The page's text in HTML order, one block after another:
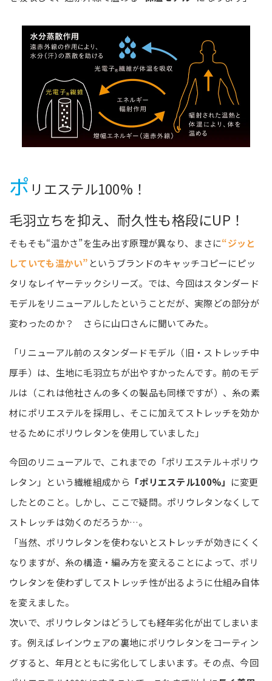
ポ リエステル100%！
毛羽立ちを抑え、耐久性も格段にUP！
そもそも“温かさ”を生み出す原理が異なり、まさに“ジッと
していても温かい” というブランドのキャッチコピーにピッ
タリなレイヤーテックシリーズ。では、今回はスタンダード
モデルをリニューアルしたということだが、実際どの部分が
変わったのか？ さらに山口さんに聞いてみた。
「リニューアル前のスタンダードモデル（旧・ストレッチ中
厚手）は、生地に毛羽立ちが出やすかったんです。前のモデ
ルは（これは他社さんの多くの製品も同様ですが）、糸の素
材にポリエステルを採用し、そこに加えてストレッチを効か
せるためにポリウレタンを使用していました」
今回のリニューアルで、これまでの「ポリエステル＋ポリウ
レタン」という繊維組成から 「ポリエステル100%」 に変更
したとのこと。しかし、ここで疑問。ポリウレタンなくして
ストレッチは効くのだろうか…。
「当然、ポリウレタンを使わないとストレッチが効きにくく
なりますが、糸の構造・編み方を変えることによって、ポリ
ウレタンを使わずしてストレッチ性が出るように仕組み自体
を変えました。
次いで、ポリウレタンはどうしても経年劣化が出てしまいま
す。例えばレインウェアの裏地にポリウレタンをコーティン
グすると、年月とともに劣化してしまいます。その点、今回